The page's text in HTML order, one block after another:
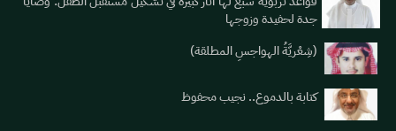
جدة لحفيدة وزوجها
(شِعْريَّةُ الهواجسِ المطلقة)
كتابة بالدموع.. نجيب محفوظ